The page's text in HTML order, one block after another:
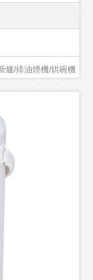
爐/排油煙機/烘碗機